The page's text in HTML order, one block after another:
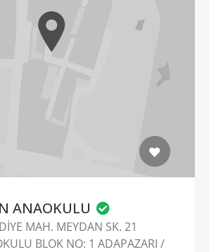
ANAOKULU
MAH. MEYDAN SK. 21
BLOK NO: 1 ADAPAZARI /